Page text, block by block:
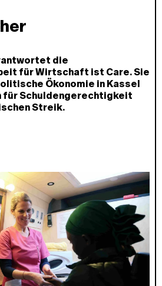
die
für Wirtschaft ist Care. Sie
Ökonomie in Kassel
für Schuldengerechtigkeit
Streik.